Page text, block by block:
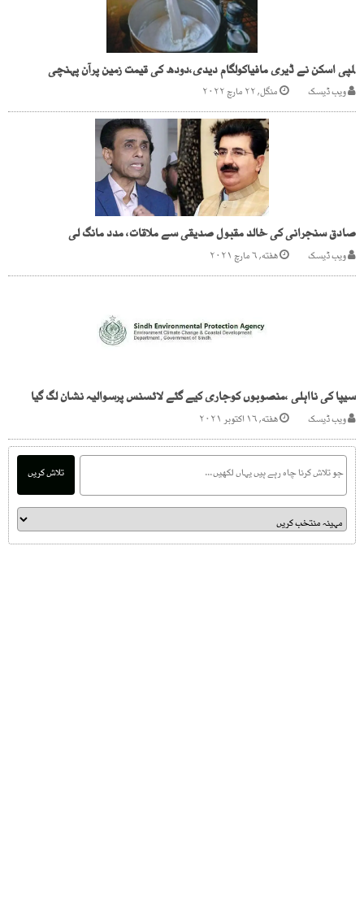
لمپی اسکن نے ڈیری مافیاکولگام دیدی،دودھ کی قیمت زمین پرآن پہنچی
ویب ڈیسک منگل, ۲۲ مارچ ۲۰۲۲
صادق سنجرانی کی خالد مقبول صدیقی سے ملاقات، مدد مانگ لی
ویب ڈیسک هفته, ۶ مارچ ۲۰۲۱
سیپا کی نااہلی ،منصوبوں کوجاری کیے گئے لائسنس پرسوالیہ نشان لگ گیا
ویب ڈیسک هفته, ۱۶ اکتوبر ۲۰۲۱
تلاش کریں